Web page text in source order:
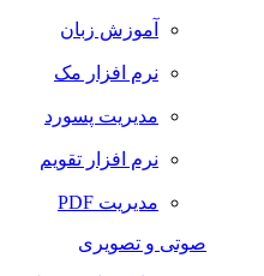
آموزش زبان
نرم افزار مک
مدیریت پسورد
نرم افزار تقویم
مدیریت PDF
صوتی و تصویری